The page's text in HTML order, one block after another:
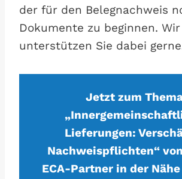
der für den Belegnachweis
Dokumente zu beginnen. Wir
unterstützen Sie dabei
Jetzt zum
Lieferungen:
Nachweispflichten“
ECA-Partner in der